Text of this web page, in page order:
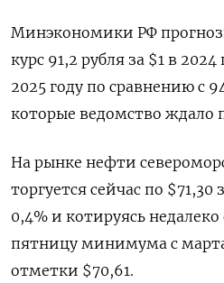
Минэкономики РФ
курс 91,2 рубля за $1 в
2025 году по сравнению с
которые ведомство ждало
На рынке нефти
торгуется сейчас по $71,30
0,4% и котируясь
пятницу минимума с
отметки $70,61.